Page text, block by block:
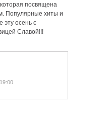
посвящена
Популярные хиты и
эту осень с
Славой!!!
19:00